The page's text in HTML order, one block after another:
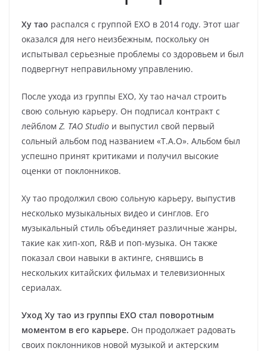
Ху тао распался с группой EXO в 2014 году. Этот шаг
оказался для него неизбежным, поскольку он
испытывал серьезные проблемы со здоровьем и был
подвергнут неправильному управлению.
После ухода из группы EXO, Ху тао начал строить
свою сольную карьеру. Он подписал контракт с
лейблом Z. TAO Studio и выпустил свой первый
сольный альбом под названием «T.A.O». Альбом был
успешно принят критиками и получил высокие
оценки от поклонников.
Ху тао продолжил свою сольную карьеру, выпустив
несколько музыкальных видео и синглов. Его
музыкальный стиль объединяет различные жанры,
такие как хип-хоп, R&B и поп-музыка. Он также
показал свои навыки в актинге, снявшись в
нескольких китайских фильмах и телевизионных
сериалах.
Уход Ху тао из группы EXO стал поворотным
моментом в его карьере. Он продолжает радовать
своих поклонников новой музыкой и актерским